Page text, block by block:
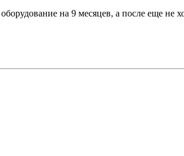
на 9 месяцев, а после еще не